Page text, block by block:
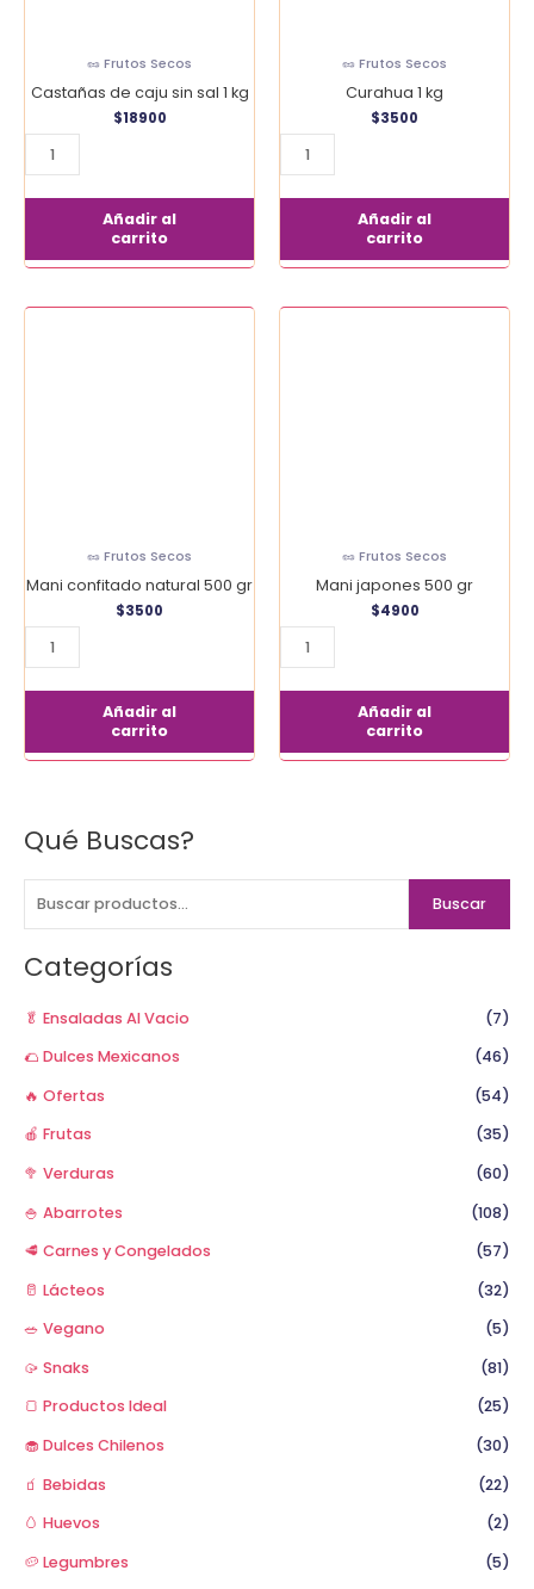
Qué Buscas?
B
c
a
p
Buscar
Categorías
🥬 Ensaladas Al Vacio
(7)
🌮 Dulces Mexicanos
(46)
🔥 Ofertas
(54)
🍎 Frutas
(35)
🥦 Verduras
(60)
🍚 Abarrotes
(108)
🥩 Carnes y Congelados
(57)
🥛 Lácteos
(32)
🥗 Vegano
(5)
🥠 Snaks
(81)
🍞 Productos Ideal
(25)
🧁 Dulces Chilenos
(30)
🧃 Bebidas
(22)
🥚 Huevos
(2)
🥔 Legumbres
(5)
🥜 Frutos Secos
Castañas de caju sin sal 1 kg
$18900
Añadir al
carrito
🥜 Frutos Secos
Curahua 1 kg
$3500
Añadir al
carrito
🥜 Frutos Secos
Mani confitado natural 500 gr
$3500
Añadir al
carrito
🥜 Frutos Secos
Mani japones 500 gr
$4900
Añadir al
carrito